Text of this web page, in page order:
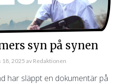
syn på synen
18, 2025av Redaktionen
har släppt en dokumentär på